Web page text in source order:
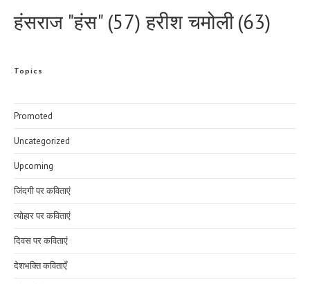
हंसराज "हंस" (57) हरीश चमोली(63)
Topics
Promoted
Uncategorized
Upcoming
जिंदगी पर कविताएं
त्योहार पर कविताएं
दिवस पर कविताएं
देशभक्ति कविताएँ